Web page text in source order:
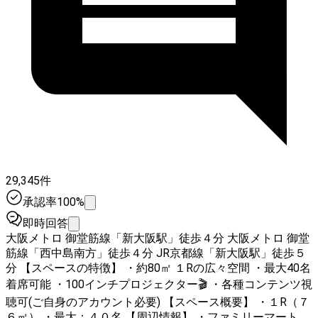
29,345件
承認率100%
即時回答
大阪メトロ 御堂筋線「新大阪駅」徒歩４分 大阪メトロ 御堂
筋線「西中島南方」徒歩４分 JR京都線「新大阪駅」徒歩５
分 【スペースの特徴】 ・約80㎡ １Rの広々空間 ・最大40名
着席可能 ・100インチプロジェクター🎬 ・各種コンテンツ視
聴可(ご自身のアカウント必要) 【スペース概要】 ・１R（７